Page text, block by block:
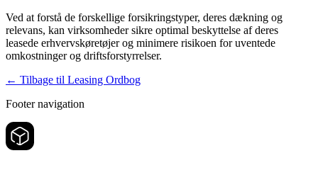
Ved at forstå de forskellige forsikringstyper, deres dækning og
relevans, kan virksomheder sikre optimal beskyttelse af deres
leasede erhvervskøretøjer og minimere risikoen for uventede
omkostninger og driftsforstyrrelser.
← Tilbage til Leasing Ordbog
Footer navigation